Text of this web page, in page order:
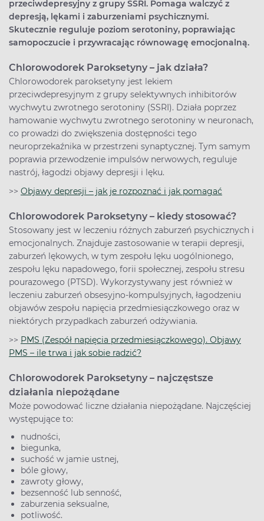
przeciwdepresyjny z grupy SSRI. Pomaga walczyć z
depresją, lękami i zaburzeniami psychicznymi.
Skutecznie reguluje poziom serotoniny, poprawiając
samopoczucie i przywracając równowagę emocjonalną.
Chlorowodorek Paroksetyny – jak działa?
Chlorowodorek paroksetyny jest lekiem
przeciwdepresyjnym z grupy selektywnych inhibitorów
wychwytu zwrotnego serotoniny (SSRI). Działa poprzez
hamowanie wychwytu zwrotnego serotoniny w neuronach,
co prowadzi do zwiększenia dostępności tego
neuroprzekaźnika w przestrzeni synaptycznej. Tym samym
poprawia przewodzenie impulsów nerwowych, reguluje
nastrój, łagodzi objawy depresji i lęku.
>> Objawy depresji – jak je rozpoznać i jak pomagać
Chlorowodorek Paroksetyny – kiedy stosować?
Stosowany jest w leczeniu różnych zaburzeń psychicznych i
emocjonalnych. Znajduje zastosowanie w terapii depresji,
zaburzeń lękowych, w tym zespołu lęku uogólnionego,
zespołu lęku napadowego, forii społecznej, zespołu stresu
pourazowego (PTSD). Wykorzystywany jest również w
leczeniu zaburzeń obsesyjno-kompulsyjnych, łagodzeniu
objawów zespołu napięcia przedmiesiączkowego oraz w
niektórych przypadkach zaburzeń odżywiania.
>> PMS (Zespół napięcia przedmiesiączkowego). Objawy
PMS – ile trwa i jak sobie radzić?
Chlorowodorek Paroksetyny – najczęstsze
działania niepożądane
Może powodować liczne działania niepożądane. Najczęściej
występujące to:
nudności,
biegunka,
suchość w jamie ustnej,
bóle głowy,
zawroty głowy,
bezsenność lub senność,
zaburzenia seksualne,
potliwość.